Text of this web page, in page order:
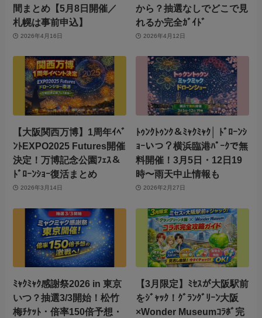
間まとめ【5月8日開催／
札幌は事前申込】
2026年4月16日
から？抽選なしでどこで見
れるか完全ｶﾞｲﾄﾞ
2026年4月12日
【大阪関西万博】1周年ｲﾍﾞ
ﾝﾄEXPO2025 Futures開催
決定！万博記念公園ﾌｪｽ＆
ﾄﾞﾛｰﾝｼｮｰ復活まとめ
2026年3月14日
ﾄｩﾝｸﾄｩﾝｸ＆ﾐｬｸﾐｬｸ│ ﾄﾞﾛｰﾝｼ
ｮｰいつ？横浜臨港ﾊﾟｰｸで無
料開催！3月5日・12日19
時〜雨天中止情報も
2026年2月27日
ﾐｬｸﾐｬｸ感謝祭2026 in 東京
いつ？抽選3/3開始！松竹
梅ﾁｹｯﾄ・倍率150倍予想・
【3月限定】ﾐｾｽが大阪駅前
をｼﾞｬｯｸ！ｸﾞﾗﾝｸﾞﾘｰﾝ大阪
×Wonder Museumｺﾗﾎﾞ完